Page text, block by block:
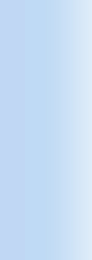
Một số câu hỏi phỏng